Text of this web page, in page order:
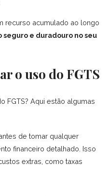
recurso acumulado ao longo
e duradouro no seu
o uso do FGTS
FGTS? Aqui estão algumas
de tomar qualquer
financeiro detalhado. Isso
extras, como taxas